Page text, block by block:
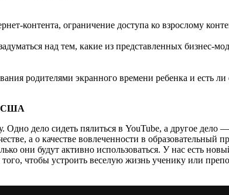
контента, ограничение доступа ко взрослому
над тем, какие из представленных
родителями экранного времени ребенка и есть
США
дело сидеть пялиться в YouTube, а другое
а о качестве вовлеченности в
они будут активно использоваться. У нас есть
чтобы устроить веселую жизнь ученику или